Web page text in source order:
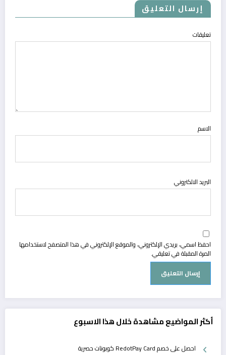
إرسال التعليق
تعليقات
الاسم
البريد الالكتروني
احفظ اسمي، بريدي الإلكتروني، والموقع الإلكتروني في هذا المتصفح لاستخدامها
المرة المقبلة في تعليقي.
أكثر المواضيع مشاهدة خلال هذا الاسبوع
احصل على خصم RedotPay Card كوبونات حصرية